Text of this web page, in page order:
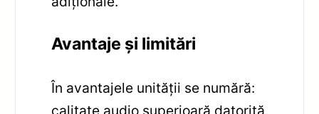
Avantaje și limitări
În avantajele unității se numără:
calitate audio superioară datorită